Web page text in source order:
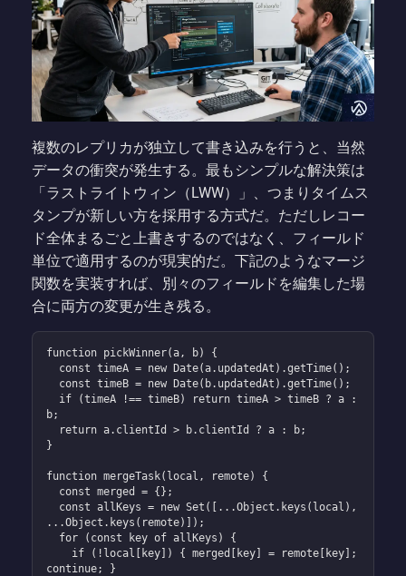
複数のレプリカが独立して書き込みを行うと、当然
データの衝突が発生する。最もシンプルな解決策は
「ラストライトウィン（LWW）」、つまりタイムス
タンプが新しい方を採用する方式だ。ただしレコー
ド全体まるごと上書きするのではなく、フィールド
単位で適用するのが現実的だ。下記のようなマージ
関数を実装すれば、別々のフィールドを編集した場
合に両方の変更が生き残る。
function pickWinner(a, b) {
b;
}
function mergeTask(local, remote) {
...Object.keys(remote)]);
continue; }